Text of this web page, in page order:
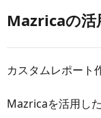
Mazricaの活
カスタムレポート
Mazricaを活用し